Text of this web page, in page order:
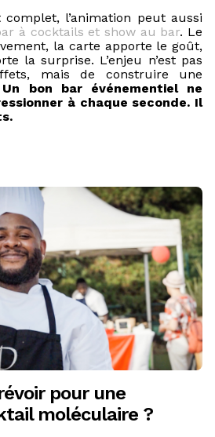
l’animation peut aussi
à cocktails et show au bar. Le
la carte apporte le goût,
la surprise. L’enjeu n’est pas
mais de construire une
Un bon bar événementiel ne
à chaque seconde. Il
pour une
moléculaire ?